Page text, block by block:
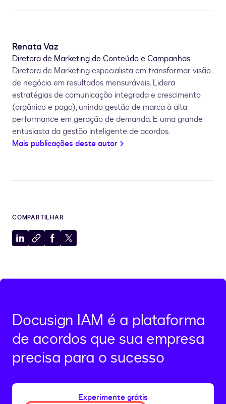
Renata Vaz
Diretora de Marketing de Conteúdo e Campanhas
Diretora de Marketing especialista em transformar visão
de negócio em resultados mensuráveis. Lidera
estratégias de comunicação integrada e crescimento
(orgânico e pago), unindo gestão de marca à alta
performance em geração de demanda. E uma grande
entusiasta da gestão inteligente de acordos.
Mais publicações deste autor
COMPARTILHAR
Compartilhar
Copiar
área
Compartilhar
Compartilhar
Docusign IAM é a plataforma
de acordos que sua empresa
precisa para o sucesso
Experimente grátis